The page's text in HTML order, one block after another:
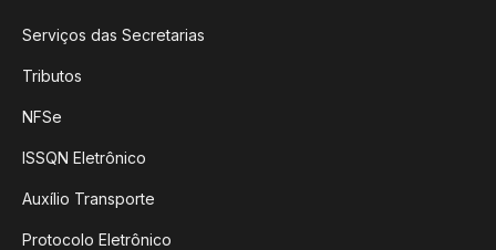
Serviços das Secretarias
Tributos
NFSe
ISSQN Eletrônico
Auxílio Transporte
Protocolo Eletrônico